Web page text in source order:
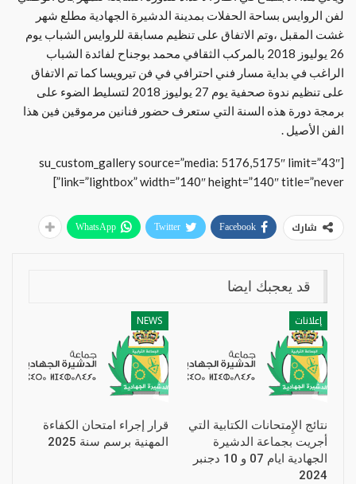
لفن الروايس بساحة الحفلات بمدينة الدشيرة الجهادية مطلع شهر
غشت المقبل ،وتم الاتفاق على تنظيم مسابقة للروايس الشباب يوم
26 يوليوز 2018 بالمركب الثقافي محمد بوجناح لفائدة الشباب
الراغب في بداية مسار فني احترافي في فن تيرويسا كما تم الاتفاق
على تنظيم ندوة صحفية يوم 27 يوليوز 2018 لتسليط الضوء على
برمجة دورة هذه السنة التي ستعرف حضور فنانين مرموقين فين هذا
الفن الأصيل .
[su_custom_gallery source=”media: 5176,5175″ limit=”43″
link=”lightbox” width=”140″ height=”140″ title=”never”]
شارك Facebook
Twitter
WhatsApp
قد يعجبك ايضا
إعلانات
نتائج الإِمتحانات الكتابية التي
أجريت بجماعة الدشيرة
الجهادية ايام 07 و 10 دجنبر
2024
NEWS
قرار إجراء امتحان الكفاءة
المهنية برسم سنة 2025